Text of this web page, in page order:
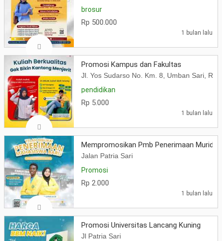
brosur
Rp 500.000
1 bulan lalu
Promosi Kampus dan Fakultas
Jl. Yos Sudarso No. Km. 8, Umban Sari,
pendidikan
Rp 5.000
1 bulan lalu
Mempromosikan Pmb Penerimaan Murid
Jalan Patria Sari
Promosi
Rp 2.000
1 bulan lalu
Promosi Universitas Lancang Kuning
Jl Patria Sari